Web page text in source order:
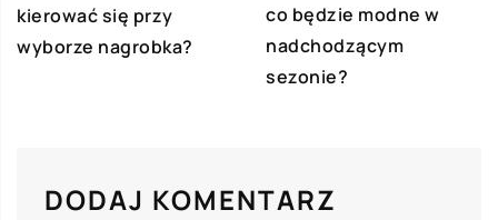
kierować się przy
wyborze nagrobka?
co będzie modne w
nadchodzącym
sezonie?
DODAJ KOMENTARZ